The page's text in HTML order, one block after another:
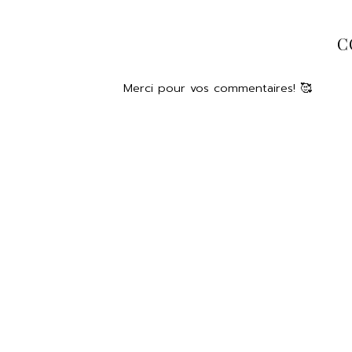
Merci pour vos commentaires! 🥰